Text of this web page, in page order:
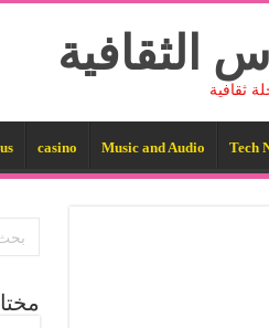
الثقافية
ثقافية
Tech
Music and Audio
casino